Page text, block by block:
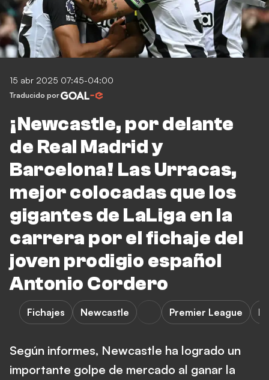
15 abr 2025 07:45-04:00
Traducido por
¡Newcastle, por delante
de Real Madrid y
Barcelona! Las Urracas,
mejor colocadas que los
gigantes de LaLiga en la
carrera por el fichaje del
joven prodigio español
Antonio Cordero
Fichajes Newcastle Premier League
Según informes, Newcastle ha logrado un
importante golpe de mercado al ganar la